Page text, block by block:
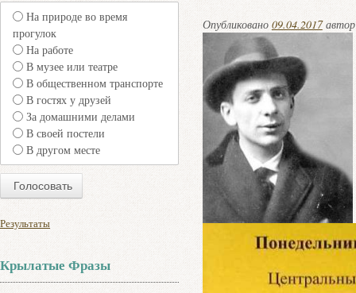
Опубликовано 09.04.2017
На природе во время
прогулок
На работе
В музее или театре
В общественном транспорте
В гостях у друзей
За домашними делами
В своей постели
В другом месте
Результаты
Крылатые Фразы